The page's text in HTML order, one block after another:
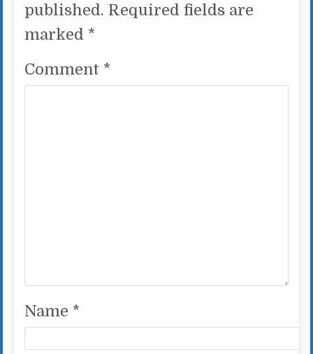
published. Required fields are
marked *
Comment *
Name *